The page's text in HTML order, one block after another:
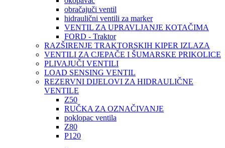
obračajuči ventil
hidraulični ventili za marker
VENTIL ZA UPRAVLJANJE KOTAČIMA
FORD - Traktor
RAZŠIRENJE TRAKTORSKIH KIPER IZLAZA
VENTILI ZA CJEPAČE I ŠUMARSKE PRIKOLICE
PLIVAJUČI VENTILI
LOAD SENSING VENTIL
REZERVNI DIJELOVI ZA HIDRAULIČNE
VENTILE
Z50
RUČKA ZA OZNAČIVANJE
poklopac ventila
Z80
P120